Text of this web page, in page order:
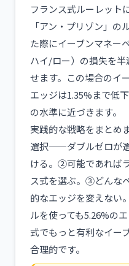
フランス式ルーレット
「アン・プリゾン」
た際にイーブンマネー
ハイ/ロー）の損失を
せます。この場合のイ
エッジは1.35%まで低
の水準に近づきます。
実践的な戦略をまとめ
選択——ダブルゼロが
ける。②可能であれば
ス式を選ぶ。③どんな
的なエッジを変えない
ルを使っても5.26%の
式でもっと有利なイー
合理的です。